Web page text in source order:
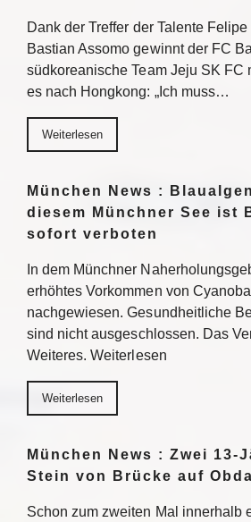
Dank der Treffer der Talente
Bastian Assomo gewinnt der FC
südkoreanische Team Jeju SK FC
es nach Hongkong: „Ich muss…
Weiterlesen
München News :
diesem Münchner See ist
sofort verboten
In dem Münchner
erhöhtes Vorkommen von
nachgewiesen. Gesundheitliche
sind nicht ausgeschlossen. Das
Weiteres. Weiterlesen
Weiterlesen
München News : Zwei 13-
Stein von Brücke auf
Schon zum zweiten Mal innerhalb